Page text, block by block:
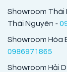
Showroom Thái
Thái Nguyên -
Showroom Hòa
0986971865
Showroom Hải